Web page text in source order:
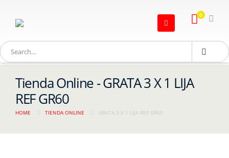
0
Tienda Online - GRATA 3 X 1 LIJA
REF GR60
HOME TIENDA ONLINE GRATA 3 X 1 LIJA REF GR60